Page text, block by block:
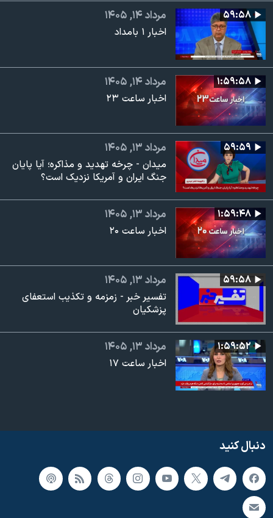
۵۹:۵۸ مرداد ۱۴, ۱۴۰۵
اخبار ۱ بامداد
۱:۵۹:۵۸ مرداد ۱۴, ۱۴۰۵
اخبار ساعت ۲۳
۵۹:۵۹ مرداد ۱۳, ۱۴۰۵
میدان - چرخه تهدید و مذاکره؛ آیا پایان
جنگ ایران و آمریکا نزدیک است؟
۱:۵۹:۴۸ مرداد ۱۳, ۱۴۰۵
اخبار ساعت ۲۰
۵۹:۵۸ مرداد ۱۳, ۱۴۰۵
تفسیر خبر - زمزمه و تکذیب استعفای
پزشکیان
۱:۵۹:۵۲ مرداد ۱۳, ۱۴۰۵
اخبار ساعت ۱۷
دنبال کنید